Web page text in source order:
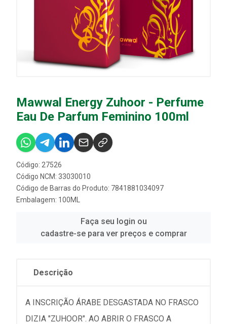
Mawwal Energy Zuhoor - Perfume
Eau De Parfum Feminino 100ml
Código: 27526
Código NCM: 33030010
Código de Barras do Produto: 7841881034097
Embalagem: 100ML
Faça seu login ou
cadastre-se para ver preços e comprar
Descrição
A INSCRIÇÃO ÁRABE DESGASTADA NO FRASCO
DIZIA "ZUHOOR". AO ABRIR O FRASCO A